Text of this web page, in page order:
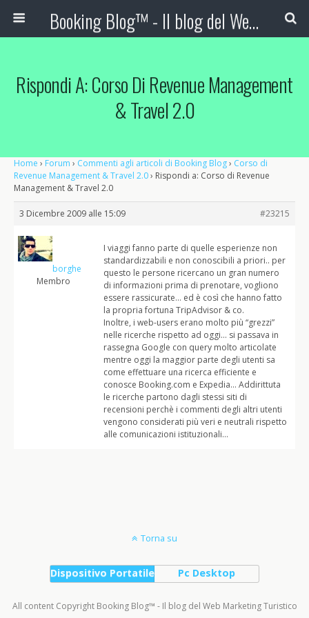
Booking Blog™ - Il blog del Web Marketing Turistico
Rispondi A: Corso Di Revenue Management
& Travel 2.0
Home › Forum › Commenti agli articoli di Booking Blog› Corso di
Revenue Management & Travel 2.0› Rispondi a: Corso di Revenue
Management & Travel 2.0
3 Dicembre 2009 alle 15:09 #23215
borghe
Membro
I viaggi fanno parte di quelle esperienze non
standardizzabili e non conoscibili a priori.. per
questo le persone ricercano un gran numero
di informazioni prima di prenotare, vogliono
essere rassicurate… ed è così che hanno fatto
la propria fortuna TripAdvisor & co.
Inoltre, i web-users erano molto più “grezzi”
nelle ricerche rispetto ad oggi… si passava in
rassegna Google con query molto articolate
mentre oggi la maggior parte degli utenti sa
come effettuare una ricerca efficiente e
conosce Booking.com e Expedia… Addirittuta
le ricerche partono dagli stessi siti di
recensioni perchè i commenti degli altri utenti
vengono considerati più veri e neutrali rispetto
alle comunicazioni istituzionali…
Torna su
Dispositivo Portatile Pc Desktop
All content Copyright Booking Blog™ - Il blog del Web Marketing Turistico